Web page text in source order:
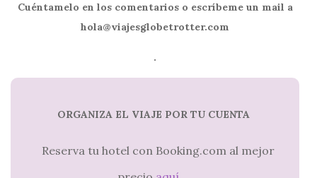
Cuéntamelo en los comentarios o escríbeme un mail a
hola@viajesglobetrotter.com
.
ORGANIZA EL VIAJE POR TU CUENTA
Reserva tu hotel con Booking.com al mejor